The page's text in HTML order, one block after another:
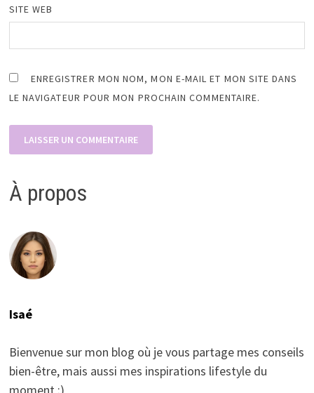
SITE WEB
ENREGISTRER MON NOM, MON E-MAIL ET MON SITE DANS
LE NAVIGATEUR POUR MON PROCHAIN COMMENTAIRE.
À propos
Isaé
Bienvenue sur mon blog où je vous partage mes conseils
bien-être, mais aussi mes inspirations lifestyle du